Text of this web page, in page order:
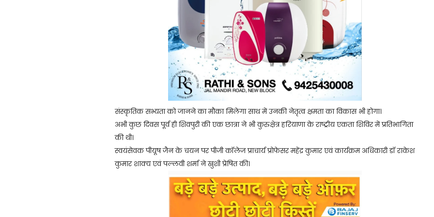
संस्कृतिक सभ्यता को जानने का मौका मिलेगा साथ में उनकी नेतृत्व क्षमता का विकास भी होगा।
अभी कुछ दिवस पूर्व ही शिवपुरी की एक छात्रा ने भी कुरुक्षेत्र हरियाणा के राष्ट्रीय एकता शिविर में प्रतिभागिता
की थी।
स्वयंसेवक पीयूष जैन के चयन पर पीजी कॉलेज प्राचार्य प्रोफेसर महेंद्र कुमार एवं कार्यक्रम अधिकारी डॉ राकेश
कुमार शाक्य एवं पल्लवी शर्मा ने खुशी प्रेषित की।